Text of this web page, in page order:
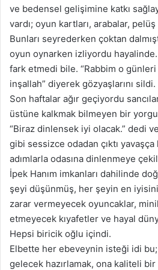
ve bedensel gelişimine katkı
vardı; oyun kartları, arabalar,
Bunları seyrederken çoktan
oyun oynarken izliyordu
fark etmedi bile. “Rabbim o
inşallah” diyerek gözyaşlarını sildi.
Son haftalar ağır geçiyordu
üstüne kalkmak bilmeyen bir
“Biraz dinlensek iyi olacak.” dedi
gibi sessizce odadan çıktı yavaşça
adımlarla odasına dinlenmeye
İpek Hanım imkanları dahilinde
şeyi düşünmüş, her şeyin en iyisini
zarar vermeyecek oyuncaklar,
etmeyecek kıyafetler ve hayal
Hepsi biricik oğlu içindi.
Elbette her ebeveynin isteği idi
gelecek hazırlamak, ona kaliteli